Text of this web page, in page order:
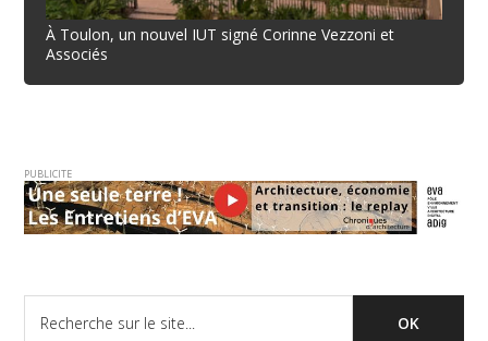
À Toulon, un nouvel IUT signé Corinne Vezzoni et
Associés
PUBLICITE